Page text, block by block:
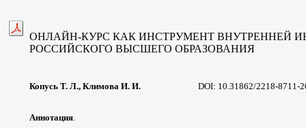
ОНЛАЙН-КУРС КАК ИНСТРУМЕНТ ВНУТРЕННЕЙ
РОССИЙСКОГО ВЫСШЕГО ОБРАЗОВАНИЯ
Копусь Т. Л., Климова И. И. DOI: 10.31862/2218-8711-
Аннотация.